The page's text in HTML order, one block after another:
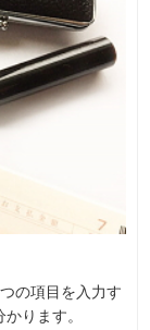
の項目を入力す
ります。